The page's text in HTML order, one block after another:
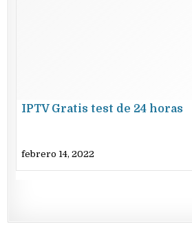
IPTV Gratis test de 24 horas
febrero 14, 2022